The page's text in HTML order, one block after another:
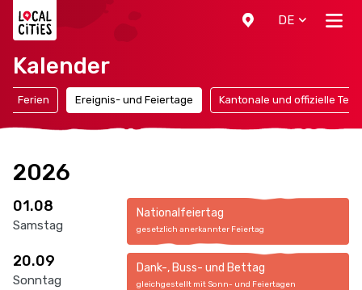
DE
Kalender
Ferien Ereignis- und Feiertage Kantonale und offizielle
2026
01.08
Samstag
Nationalfeiertag
gesetzlich anerkannter Feiertag
20.09
Sonntag
Dank-, Buss- und Bettag
gleichgestellt mit Sonn- und Feiertagen